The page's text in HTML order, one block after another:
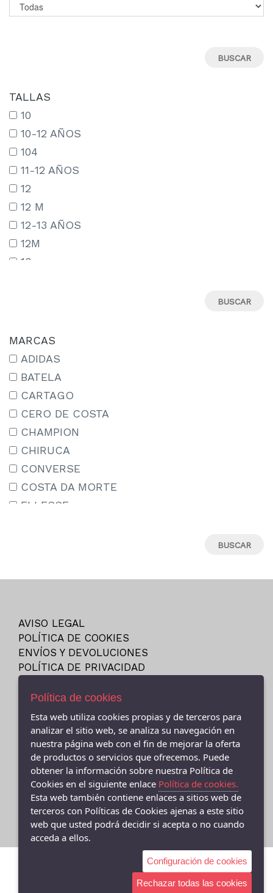
TALLAS
10
10-12 AÑOS
104
11-12 AÑOS
12
12 M
12-13 AÑOS
12M
13
14-15 AÑOS
15-16 AÑOS
15/18
16
17
18
18M
19
19-20
19.5
23
23.5
24
25
25-26
26
27
27-35
27.5
28
28-29
MARCAS
ADIDAS
BATELA
CARTAGO
CERO DE COSTA
CHAMPION
CHIRUCA
CONVERSE
COSTA DA MORTE
ELLESSE
MIZUNO
NEW BALANCE
NIKE
PITAS
SKECHERS
VANS
VICTORIA
AVISO LEGAL
POLÍTICA DE COOKIES
ENVÍOS Y DEVOLUCIONES
POLÍTICA DE PRIVACIDAD
- (CEE ) AVDA.LINO RODRIGUEZ MADERO 9, Cee - 15270 (A
981706131
- (FISTERRA) C/ FEDERICO AVILA 7 BAJO (FINISTERRE), Fisterra
- 15155 (A Coruña)
981 74 0671
Política de cookies
Esta web utiliza cookies propias y de terceros para
analizar el sitio web, se analiza su navegación en
nuestra página web con el fin de mejorar la oferta
de productos o servicios que ofrecemos. Puede
obtener la información sobre nuestra Política de
Cookies en el siguiente enlace Política de cookies.
Esta web también contiene enlaces a sitios web de
terceros con Políticas de Cookies ajenas a este sitio
web que usted podrá decidir si acepta o no cuando
acceda a ellos.
Configuración de cookies
Rechazar todas las cookies